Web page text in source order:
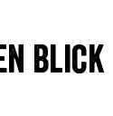
Blick